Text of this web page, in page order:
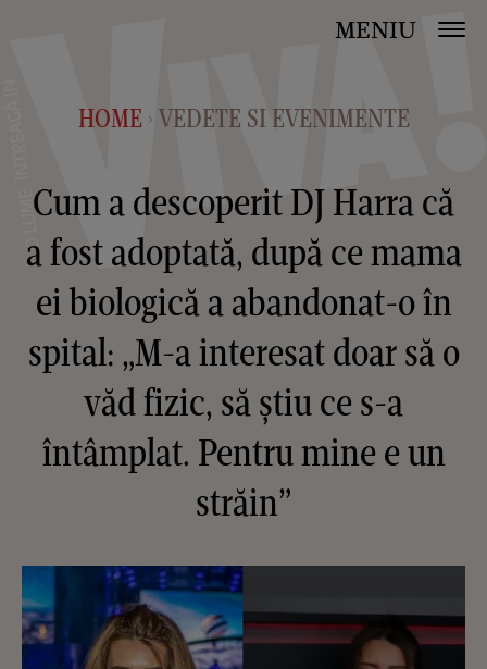
MENIU
HOME > VEDETE SI EVENIMENTE
Cum a descoperit DJ Harra că
a fost adoptată, după ce mama
ei biologică a abandonat-o în
spital: „M-a interesat doar să o
văd fizic, să ştiu ce s-a
întâmplat. Pentru mine e un
străin”